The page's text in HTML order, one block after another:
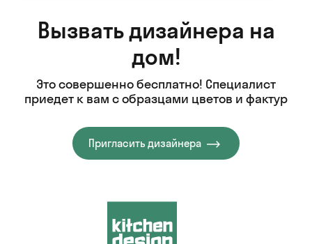
Вызвать дизайнера на
дом!
Это совершенно бесплатно! Специалист
приедет к вам с образцами цветов и фактур
Пригласить дизайнера